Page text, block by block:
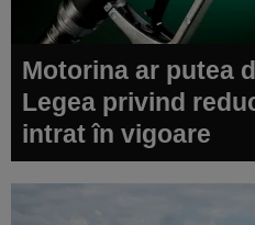
Motorina ar putea
Legea privind
intrat în vigoare